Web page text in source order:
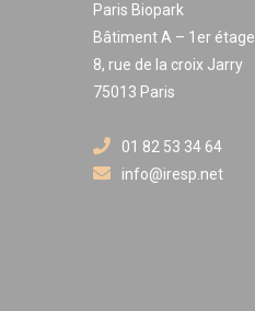
Paris Biopark
Bâtiment A – 1er étage
8, rue de la croix Jarry
75013 Paris
01 82 53 34 64
info@iresp.net